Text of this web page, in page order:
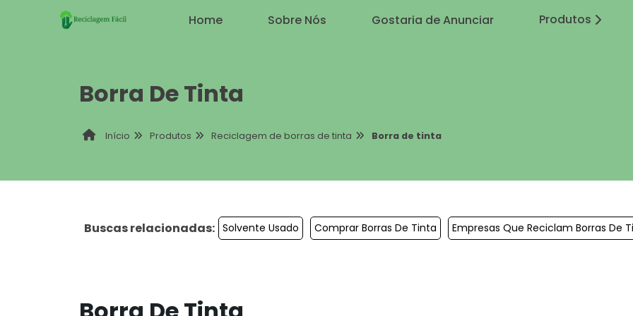
Home Sobre Nós Gostaria de Anunciar Produtos
Borra De Tinta
Início Produtos Reciclagem de borras de tinta Borra de tinta
Buscas relacionadas: Solvente Usado Comprar Borras De Tinta Empresas Que Reciclam Borras De